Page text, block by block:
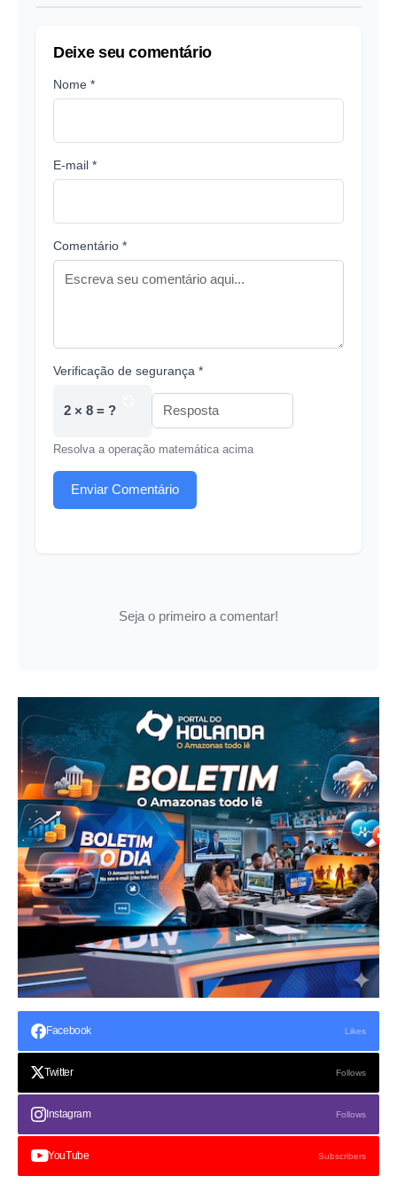
Deixe seu comentário
Nome *
E-mail *
Comentário *
Verificação de segurança *
2 × 8 = ?
Resolva a operação matemática acima
Enviar Comentário
Seja o primeiro a comentar!
Facebook Likes
Twitter Follows
Instagram Follows
YouTube Subscribers